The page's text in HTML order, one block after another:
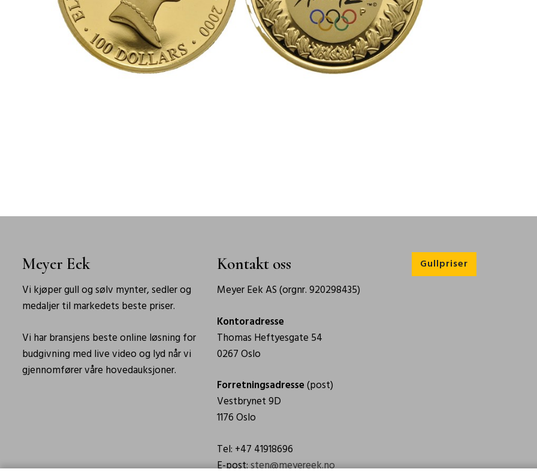
Meyer Eek
Vi kjøper gull og sølv mynter, sedler og
medaljer til markedets beste priser.
Vi har bransjens beste online løsning for
budgivning med live video og lyd når vi
gjennomfører våre hovedauksjoner.
Kontakt oss
Meyer Eek AS (orgnr. 920298435)
Kontoradresse
Thomas Heftyesgate 54
0267 Oslo
Forretningsadresse(post)
Vestbrynet 9D
1176 Oslo
Tel: +47 41918696
E-post:sten@meyereek.no
Gullpriser